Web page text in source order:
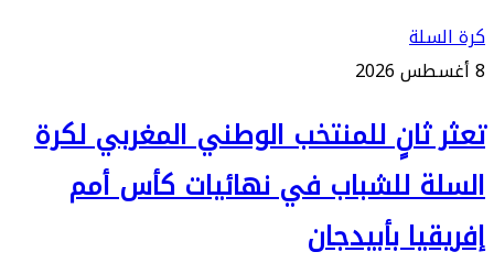
كرة السلة
8 أغسطس 2026
تعثر ثانٍ للمنتخب الوطني المغربي لكرة
السلة للشباب في نهائيات كأس أمم
إفريقيا بأبيدجان